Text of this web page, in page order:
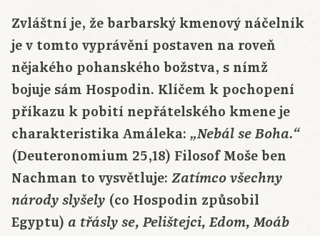
Zvláštní je, že barbarský kmenový náčelník
je v tomto vyprávění postaven na roveň
nějakého pohanského božstva, s nímž
bojuje sám Hospodin. Klíčem k pochopení
příkazu k pobití nepřátelského kmene je
charakteristika Amáleka: „Nebál se Boha.“
(Deuteronomium 25,18) Filosof Moše ben
Nachman to vysvětluje: Zatímco všechny
národy slyšely (co Hospodin způsobil
Egyptu) a třásly se, Pelištejci, Edom, Moáb